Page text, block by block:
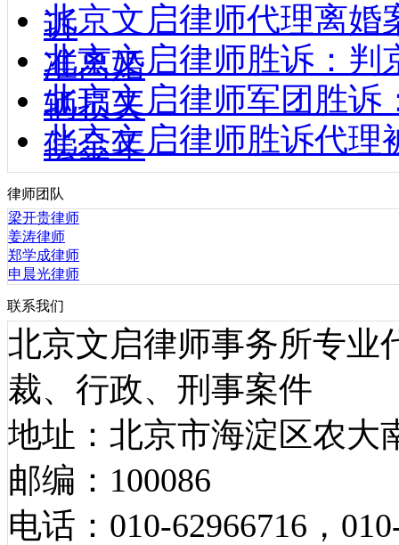
诉
北京文启律师代理离婚
准离婚
北京文启律师胜诉：判
辆损失
北京文启律师军团胜诉
偿金年
北京文启律师胜诉代理
律师团队
梁开贵律师
姜涛律师
郑学成律师
申晨光律师
联系我们
北京文启律师事务所专业
裁、行政、刑事案件
地址：北京市海淀区农大
邮编：100086
电话：010-62966716，